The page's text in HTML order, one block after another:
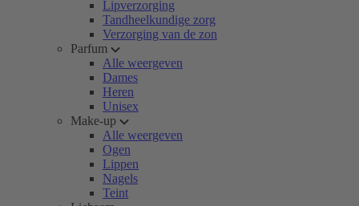
Lipverzorging
Tandheelkundige zorg
Verzorging van de zon
Parfum
Alle weergeven
Dames
Heren
Unisex
Make-up
Alle weergeven
Ogen
Lippen
Nagels
Teint